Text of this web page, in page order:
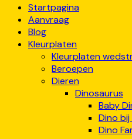
Startpagina
Aanvraag
Blog
Kleurplaten
Kleurplaten
Beroepen
Dieren
Dinosaurus
Baby
Dino
Dino